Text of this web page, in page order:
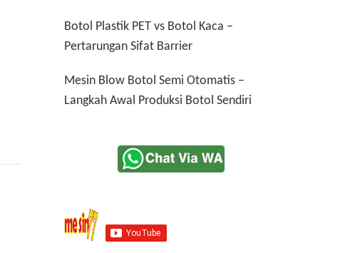
Botol Plastik PET vs Botol Kaca –
Pertarungan Sifat Barrier
Mesin Blow Botol Semi Otomatis –
Langkah Awal Produksi Botol Sendiri